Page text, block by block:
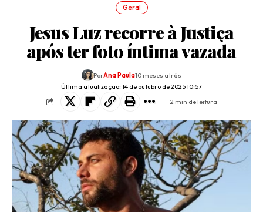
Geral
Jesus Luz recorre à Justiça
após ter foto íntima vazada
Última atualização: 14 de outubro de 2025 10:57
PorAna Paula10 meses atrás
2 min de leitura